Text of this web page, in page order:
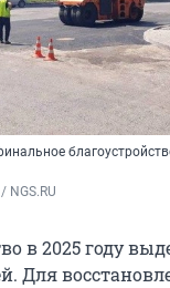
NGS.RU
в 2025 году
Для